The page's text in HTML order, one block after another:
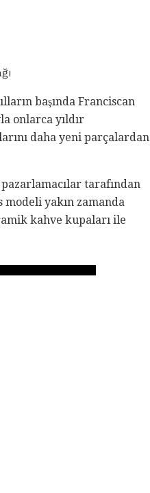
başında Franciscan
onlarca yıldır
daha yeni parçalardan
tarafından
modeli yakın zamanda
kahve kupaları ile